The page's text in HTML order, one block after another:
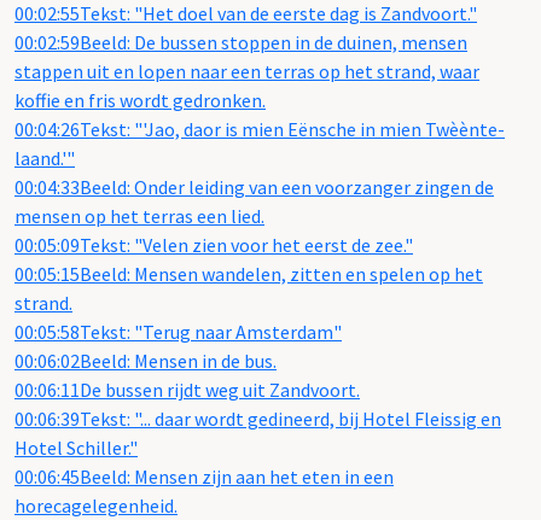
00:02:55Tekst: "Het doel van de eerste dag is Zandvoort."
00:02:59Beeld: De bussen stoppen in de duinen, mensen
stappen uit en lopen naar een terras op het strand, waar
koffie en fris wordt gedronken.
00:04:26Tekst: "'Jao, daor is mien Eënsche in mien Twèènte-
laand.'"
00:04:33Beeld: Onder leiding van een voorzanger zingen de
mensen op het terras een lied.
00:05:09Tekst: "Velen zien voor het eerst de zee."
00:05:15Beeld: Mensen wandelen, zitten en spelen op het
strand.
00:05:58Tekst: "Terug naar Amsterdam"
00:06:02Beeld: Mensen in de bus.
00:06:11De bussen rijdt weg uit Zandvoort.
00:06:39Tekst: "... daar wordt gedineerd, bij Hotel Fleissig en
Hotel Schiller."
00:06:45Beeld: Mensen zijn aan het eten in een
horecagelegenheid.